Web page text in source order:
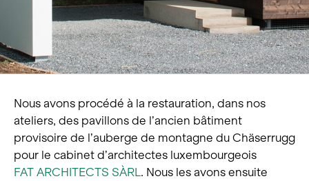
Nous avons procédé à la restauration, dans nos
ateliers, des pavillons de l’ancien bâtiment
provisoire de l’auberge de montagne du Chäserrugg
pour le cabinet d’architectes luxembourgeois
FAT ARCHITECTS SÀRL. Nous les avons ensuite